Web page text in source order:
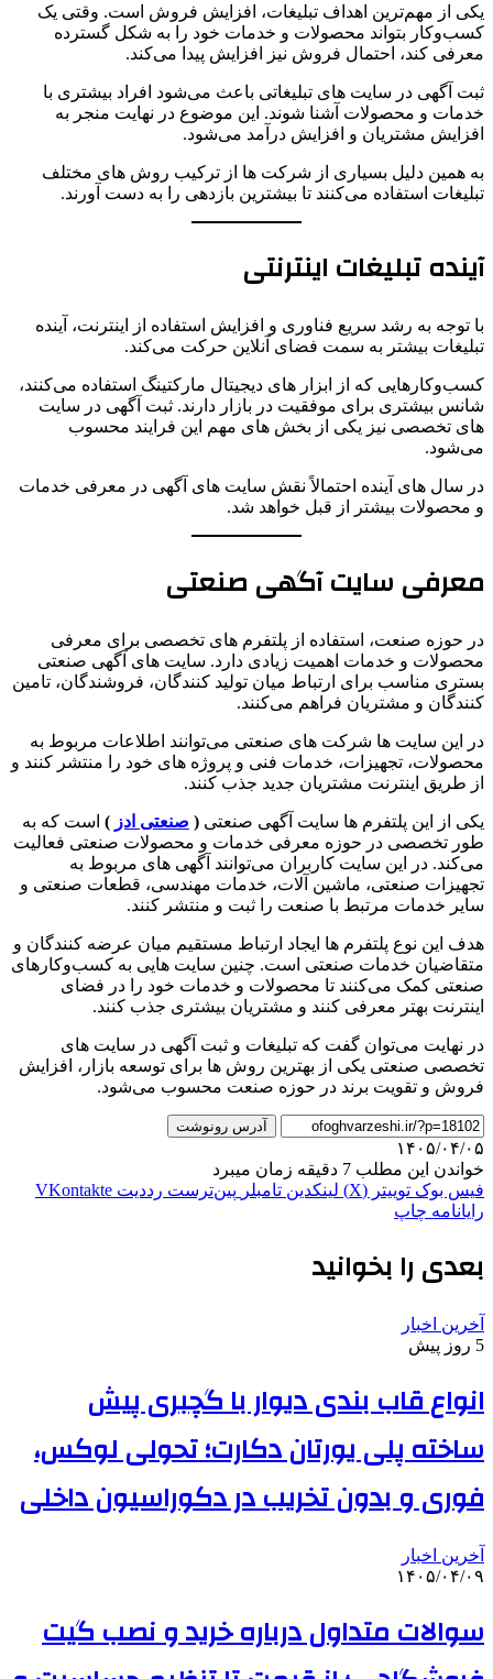
یکی از مهم‌ترین اهداف تبلیغات، افزایش فروش است. وقتی یک
کسب‌وکار بتواند محصولات و خدمات خود را به شکل گسترده
معرفی کند، احتمال فروش نیز افزایش پیدا می‌کند.
ثبت آگهی در سایت های تبلیغاتی باعث می‌شود افراد بیشتری با
خدمات و محصولات آشنا شوند. این موضوع در نهایت منجر به
افزایش مشتریان و افزایش درآمد می‌شود.
به همین دلیل بسیاری از شرکت ها از ترکیب روش های مختلف
تبلیغات استفاده می‌کنند تا بیشترین بازدهی را به دست آورند.
آینده تبلیغات اینترنتی
با توجه به رشد سریع فناوری و افزایش استفاده از اینترنت، آینده
تبلیغات بیشتر به سمت فضای آنلاین حرکت می‌کند.
کسب‌وکارهایی که از ابزار های دیجیتال مارکتینگ استفاده می‌کنند،
شانس بیشتری برای موفقیت در بازار دارند. ثبت آگهی در سایت
های تخصصی نیز یکی از بخش های مهم این فرایند محسوب
می‌شود.
در سال های آینده احتمالاً نقش سایت های آگهی در معرفی خدمات
و محصولات بیشتر از قبل خواهد شد.
معرفی سایت آگهی صنعتی
در حوزه صنعت، استفاده از پلتفرم های تخصصی برای معرفی
محصولات و خدمات اهمیت زیادی دارد. سایت های آگهی صنعتی
بستری مناسب برای ارتباط میان تولید کنندگان، فروشندگان، تامین
کنندگان و مشتریان فراهم می‌کنند.
در این سایت ها شرکت های صنعتی می‌توانند اطلاعات مربوط به
محصولات، تجهیزات، خدمات فنی و پروژه های خود را منتشر کنند و
از طریق اینترنت مشتریان جدید جذب کنند.
یکی از این پلتفرم ها سایت آگهی صنعتی ( صنعتی ادز ) است که به
طور تخصصی در حوزه معرفی خدمات و محصولات صنعتی فعالیت
می‌کند. در این سایت کاربران می‌توانند آگهی های مربوط به
تجهیزات صنعتی، ماشین آلات، خدمات مهندسی، قطعات صنعتی و
سایر خدمات مرتبط با صنعت را ثبت و منتشر کنند.
هدف این نوع پلتفرم ها ایجاد ارتباط مستقیم میان عرضه کنندگان و
متقاضیان خدمات صنعتی است. چنین سایت هایی به کسب‌وکارهای
صنعتی کمک می‌کنند تا محصولات و خدمات خود را در فضای
اینترنت بهتر معرفی کنند و مشتریان بیشتری جذب کنند.
در نهایت می‌توان گفت که تبلیغات و ثبت آگهی در سایت های
تخصصی صنعتی یکی از بهترین روش ها برای توسعه بازار، افزایش
فروش و تقویت برند در حوزه صنعت محسوب می‌شود.
آدرس رونوشت
۱۴۰۵/۰۴/۰۵
خواندن این مطلب 7 دقیقه زمان میبرد
فیس بوک توییتر (X) لینکدین ‫تامبلر ‫پین‌ترست ‫رددیت ‫VKontakte
رایانامه چاپ
بعدی را بخوانید
آخرین اخبار
5 روز پیش
انواع قاب بندی دیوار با گچبری پیش
ساخته پلی یورتان دکارت؛ تحولی لوکس،
فوری و بدون تخریب در دکوراسیون داخلی
آخرین اخبار
۱۴۰۵/۰۴/۰۹
سوالات متداول درباره خرید و نصب گیت